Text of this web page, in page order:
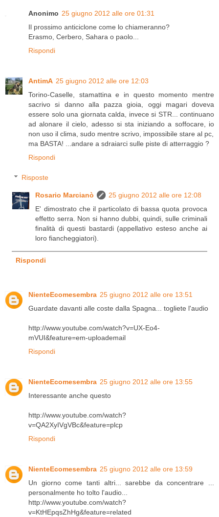
Anonimo 25 giugno 2012 alle ore 01:31
Il prossimo anticiclone come lo chiameranno?
Erasmo, Cerbero, Sahara o paolo...
Rispondi
AntimA 25 giugno 2012 alle ore 12:03
Torino-Caselle, stamattina e in questo momento mentre
sacrivo si danno alla pazza gioia, oggi magari doveva
essere solo una giornata calda, invece si STR... continuano
ad alonare il cielo, adesso si sta iniziando a soffocare, io
non uso il clima, sudo mentre scrivo, impossibile stare al pc,
ma BASTA! ...andare a sdraiarci sulle piste di atterraggio ?
Rispondi
Risposte
Rosario Marcianò
25 giugno 2012 alle ore 12:08
E' dimostrato che il particolato di bassa quota provoca
effetto serra. Non si hanno dubbi, quindi, sulle criminali
finalità di questi bastardi (appellativo esteso anche ai
loro fiancheggiatori).
Rispondi
NienteEcomesembra 25 giugno 2012 alle ore 13:51
Guardate davanti alle coste dalla Spagna... togliete l'audio
http://www.youtube.com/watch?v=UX-Eo4-
mVUI&feature=em-uploademail
Rispondi
NienteEcomesembra 25 giugno 2012 alle ore 13:55
Interessante anche questo
http://www.youtube.com/watch?
v=QA2XyIVgVBc&feature=plcp
Rispondi
NienteEcomesembra 25 giugno 2012 alle ore 13:59
Un giorno come tanti altri... sarebbe da concentrare ...
personalmente ho tolto l'audio...
http://www.youtube.com/watch?
v=KtHEpqsZhHg&feature=related